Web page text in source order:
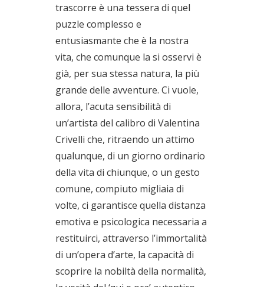
trascorre è una tessera di quel
puzzle complesso e
entusiasmante che è la nostra
vita, che comunque la si osservi è
già, per sua stessa natura, la più
grande delle avventure. Ci vuole,
allora, l’acuta sensibilità di
un’artista del calibro di Valentina
Crivelli che, ritraendo un attimo
qualunque, di un giorno ordinario
della vita di chiunque, o un gesto
comune, compiuto migliaia di
volte, ci garantisce quella distanza
emotiva e psicologica necessaria a
restituirci, attraverso l’immortalità
di un’opera d’arte, la capacità di
scoprire la nobiltà della normalità,